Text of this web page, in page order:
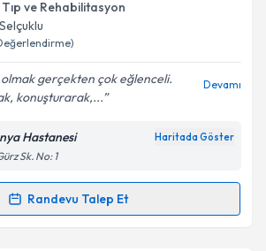
hazırlandığında e-posta ile
işlenmesine ilişkin
ve kişisel verilerimin belirtilen
işlenmesini kabul ediyorum.
Tıp ve Rehabilitasyon
Selçuklu
gerçekten çok eğlenceli.
konuşturarak,...
Devamı
Hastanesi Haritada Göster
Sk. No: 1
Randevu Talep Et
Talebi